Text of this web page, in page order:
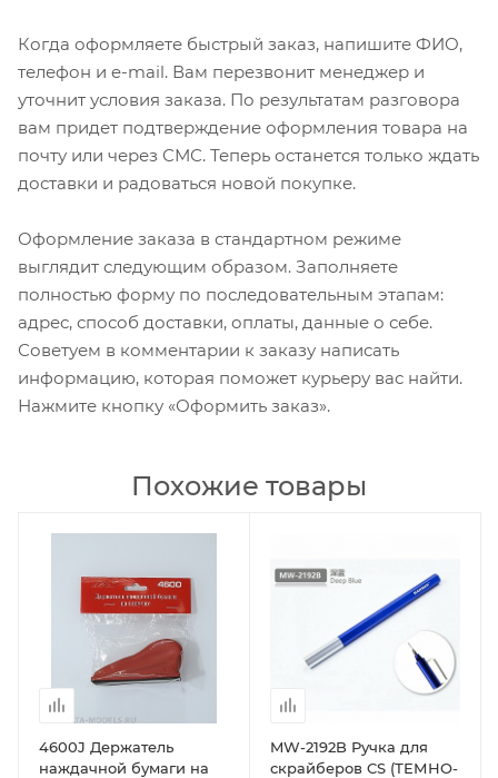
Когда оформляете быстрый заказ, напишите ФИО,
телефон и e-mail. Вам перезвонит менеджер и
уточнит условия заказа. По результатам разговора
вам придет подтверждение оформления товара на
почту или через СМС. Теперь останется только ждать
доставки и радоваться новой покупке.
Оформление заказа в стандартном режиме
выглядит следующим образом. Заполняете
полностью форму по последовательным этапам:
адрес, способ доставки, оплаты, данные о себе.
Советуем в комментарии к заказу написать
информацию, которая поможет курьеру вас найти.
Нажмите кнопку «Оформить заказ».
Похожие товары
4600J Держатель
наждачной бумаги на
MW-2192B Ручка для
скрайберов CS (ТЕМНО-